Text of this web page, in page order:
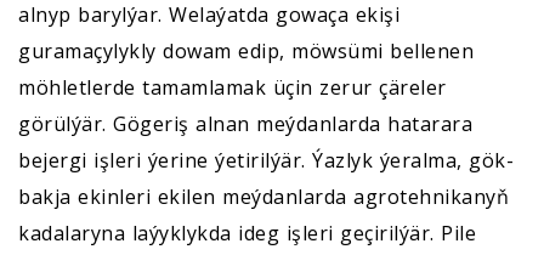
alnyp barylýar. Welaýatda gowaça ekişi
guramaçylykly dowam edip, möwsümi bellenen
möhletlerde tamamlamak üçin zerur çäreler
görülýär. Gögeriş alnan meýdanlarda hatarara
bejergi işleri ýerine ýetirilýär. Ýazlyk ýeralma, gök-
bakja ekinleri ekilen meýdanlarda agrotehnikanyň
kadalaryna laýyklykda ideg işleri geçirilýär. Pile